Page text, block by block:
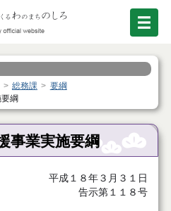
総務課
要綱
綱
事業実施要綱
平成１８年３月３１日
告示第１１８号